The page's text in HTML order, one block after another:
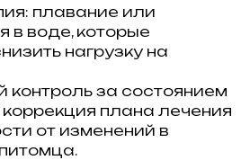
плавание или
в воде, которые
нагрузку на
контроль за состоянием
плана лечения
от изменений в